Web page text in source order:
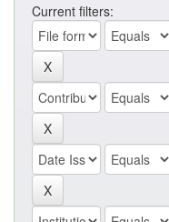
Current filters: